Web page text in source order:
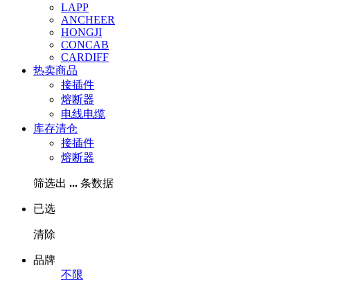
LAPP
ANCHEER
HONGJI
CONCAB
CARDIFF
热卖商品
接插件
熔断器
电线电缆
库存清仓
接插件
熔断器
筛选出 ... 条数据
已选
清除
品牌
不限